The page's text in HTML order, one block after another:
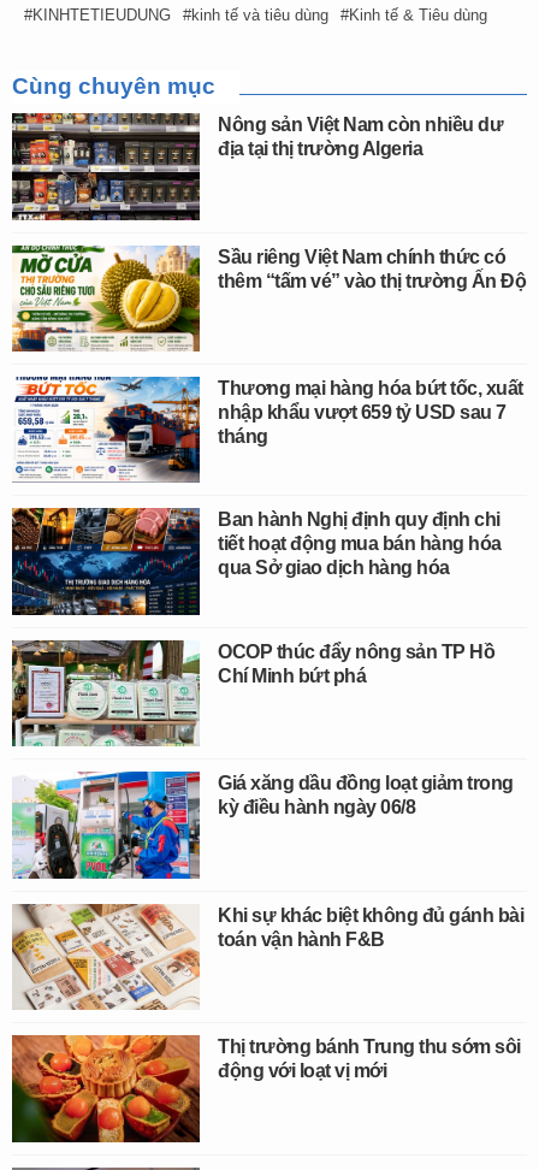
KINHTETIEUDUNG
kinh tế và tiêu dùng Kinh tế & Tiêu dùng
Cùng chuyên mục
Nông sản Việt Nam còn nhiều dư
địa tại thị trường Algeria
Sầu riêng Việt Nam chính thức có
thêm “tấm vé” vào thị trường Ấn Độ
Thương mại hàng hóa bứt tốc, xuất
nhập khẩu vượt 659 tỷ USD sau 7
tháng
Ban hành Nghị định quy định chi
tiết hoạt động mua bán hàng hóa
qua Sở giao dịch hàng hóa
OCOP thúc đẩy nông sản TP Hồ
Chí Minh bứt phá
Giá xăng dầu đồng loạt giảm trong
kỳ điều hành ngày 06/8
Khi sự khác biệt không đủ gánh bài
toán vận hành F&B
Thị trường bánh Trung thu sớm sôi
động với loạt vị mới